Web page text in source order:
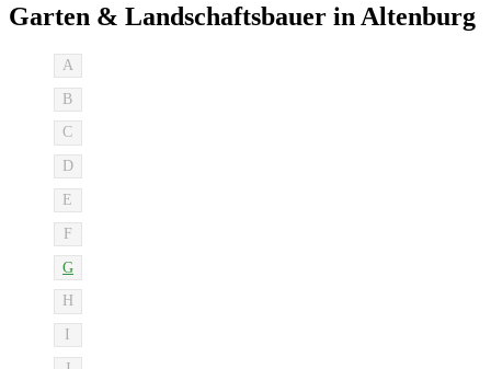
Garten & Landschaftsbauer in Altenburg
A
B
C
D
E
F
G
H
I